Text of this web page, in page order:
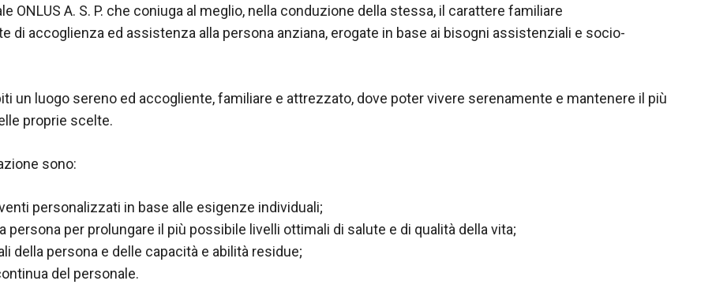
ONLUS A. S. P. che coniuga al meglio, nella conduzione della stessa, il carattere familiare
di accoglienza ed assistenza alla persona anziana, erogate in base ai bisogni assistenziali e socio-
un luogo sereno ed accogliente, familiare e attrezzato, dove poter vivere serenamente e mantenere il più
proprie scelte.
sono:
personalizzati in base alle esigenze individuali;
persona per prolungare il più possibile livelli ottimali di salute e di qualità della vita;
della persona e delle capacità e abilità residue;
del personale.